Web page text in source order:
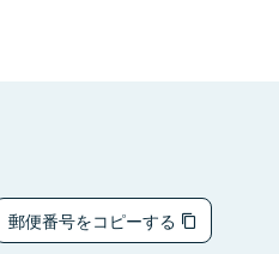
郵便番号をコピーする